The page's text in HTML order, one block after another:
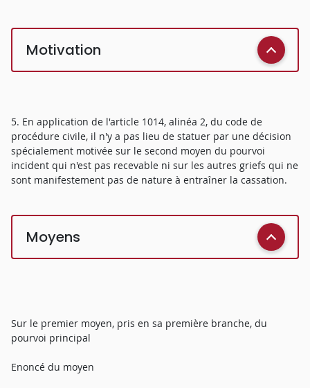
Motivation
5. En application de l'article 1014, alinéa 2, du code de
procédure civile, il n'y a pas lieu de statuer par une décision
spécialement motivée sur le second moyen du pourvoi
incident qui n'est pas recevable ni sur les autres griefs qui ne
sont manifestement pas de nature à entraîner la cassation.
Moyens
Sur le premier moyen, pris en sa première branche, du
pourvoi principal
Enoncé du moyen